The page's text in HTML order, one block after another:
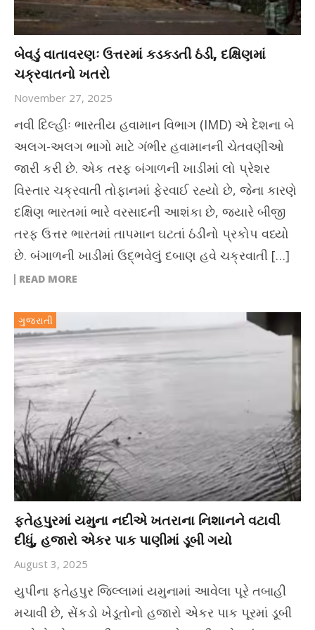
બેવડું વાતાવરણઃ ઉત્તરમાં કડકડતી ઠંડી, દક્ષિણમાં
ચક્રવાતનો ખતરો
November 27, 2025
નવી દિલ્હીઃ ભારતીય હવામાન વિભાગ (IMD) એ દેશના બે
અલગ-અલગ ભાગો માટે ગંભીર હવામાનની ચેતવણીઓ
જારી કરી છે. એક તરફ બંગાળની ખાડીમાં લો પ્રેશર
વિસ્તાર ચક્રવાતી તોફાનમાં ફેરવાઈ રહ્યો છે, જેના કારણે
દક્ષિણ ભારતમાં ભારે વરસાદની આશંકા છે, જ્યારે બીજી
તરફ ઉત્તર ભારતમાં તાપમાન ઘટતાં ઠંડીનો પ્રકોપ વધ્યો
છે. બંગાળની ખાડીમાં ઉદ્ભવેલું દબાણ હવે ચક્રવાતી […]
READ MORE
ગુજરાતી
ફતેહપુરમાં યમુના નદીએ ખતરાના નિશાનને વટાવી
દીધું, હજારો એકર પાક પાણીમાં ડૂબી ગયો
August 3, 2025
યુપીના ફતેહપુર જિલ્લામાં યમુનામાં આવેલા પૂરે તબાહી
મચાવી છે, સેંકડો ખેડૂતોનો હજારો એકર પાક પૂરમાં ડૂબી